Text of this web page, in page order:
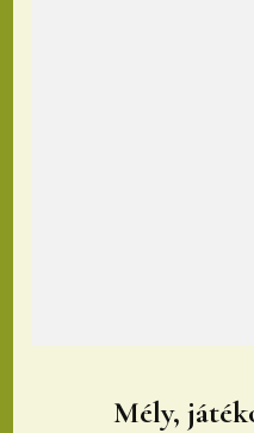
Mély,